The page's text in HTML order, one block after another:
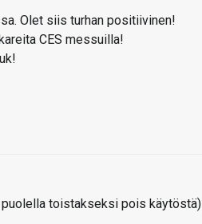
Olet siis turhan positiivinen!
CES messuilla!
toistakseksi pois käytöstä)